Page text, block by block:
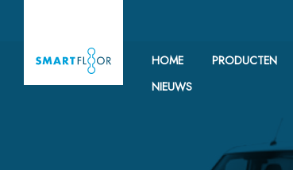
HOME PRODUCTEN
NIEUWS